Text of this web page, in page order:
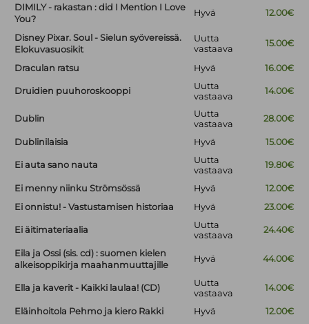
DIMILY - rakastan : did I Mention I Love
You?
Hyvä 12.00€
Disney Pixar. Soul - Sielun syövereissä.
Elokuvasuosikit
Uutta
vastaava
15.00€
Draculan ratsu Hyvä 16.00€
Druidien puuhoroskooppi
Uutta
vastaava
14.00€
Dublin
Uutta
vastaava
28.00€
Dublinilaisia Hyvä 15.00€
Ei auta sano nauta
Uutta
vastaava
19.80€
Ei menny niinku Strömsössä Hyvä
12.00€
Ei onnistu! - Vastustamisen historiaa
Hyvä 23.00€
Ei äitimateriaalia
Uutta
vastaava
24.40€
Eila ja Ossi (sis. cd) : suomen kielen
alkeisoppikirja maahanmuuttajille
Hyvä 44.00€
Ella ja kaverit - Kaikki laulaa! (CD)
Uutta
vastaava
14.00€
Eläinhoitola Pehmo ja kiero Rakki Hyvä
12.00€